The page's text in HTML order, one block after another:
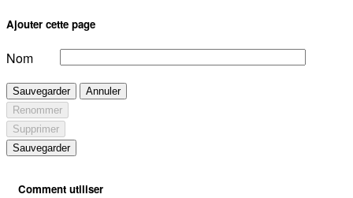
Ajouter cette page
Nom
Sauvegarder
Annuler
Renommer
Supprimer
Sauvegarder
Comment utiliser